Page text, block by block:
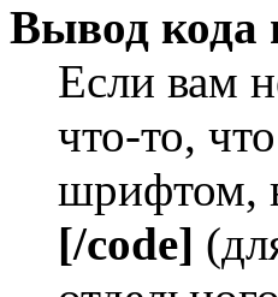
Вывод кода
Если вам
что-то,
шрифтом,
[/code]